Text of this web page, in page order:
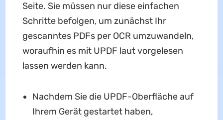
Seite. Sie müssen nur diese einfachen
Schritte befolgen, um zunächst Ihr
gescanntes PDFs per OCR umzuwandeln,
woraufhin es mit UPDF laut vorgelesen
lassen werden kann.
Nachdem Sie die UPDF-Oberfläche auf
Ihrem Gerät gestartet haben,